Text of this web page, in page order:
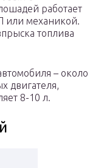
работает
или механикой.
топлива
– около
двигателя,
8-10 л.